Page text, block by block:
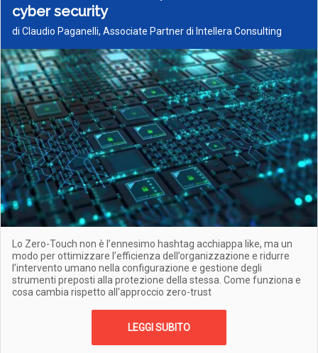
cyber security
di Claudio Paganelli, Associate Partner di Intellera Consulting
Lo Zero-Touch non è l’ennesimo hashtag acchiappa like, ma un
modo per ottimizzare l’efficienza dell’organizzazione e ridurre
l’intervento umano nella configurazione e gestione degli
strumenti preposti alla protezione della stessa. Come funziona e
cosa cambia rispetto all'approccio zero-trust
LEGGI SUBITO